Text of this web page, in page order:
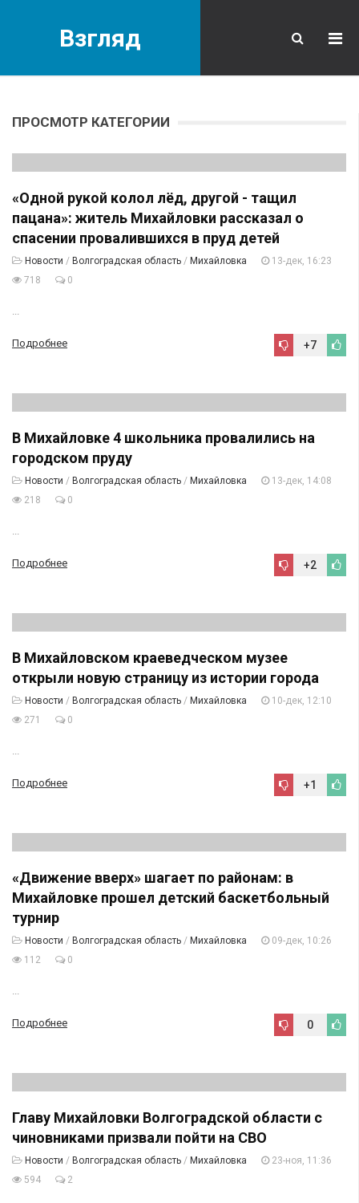
Взгляд
ПРОСМОТР КАТЕГОРИИ
«Одной рукой колол лёд, другой - тащил
пацана»: житель Михайловки рассказал о
спасении провалившихся в пруд детей
Новости / Волгоградская область / Михайловка
13-дек, 16:23
718
0
...
Подробнее +7
В Михайловке 4 школьника провалились на
городском пруду
Новости / Волгоградская область / Михайловка
13-дек, 14:08
218
0
...
Подробнее +2
В Михайловском краеведческом музее
открыли новую страницу из истории города
Новости / Волгоградская область / Михайловка
10-дек, 12:10
271
0
...
Подробнее +1
«Движение вверх» шагает по районам: в
Михайловке прошел детский баскетбольный
турнир
Новости / Волгоградская область / Михайловка
09-дек, 10:26
112
0
...
Подробнее 0
Главу Михайловки Волгоградской области с
чиновниками призвали пойти на СВО
Новости / Волгоградская область / Михайловка
23-ноя, 11:36
594
2